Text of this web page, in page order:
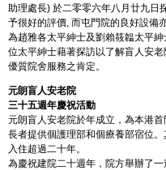
助理處長) 於二零零六年八月廿九日
予很好的評價, 而屯門院的良好設備
為趙雅各太平紳士及劉賴筱韞太平
位太平紳士藉著探訪以了解盲人安
優質院舍服務之肯定。
元朗盲人安老院
三十五週年慶祝活動
元朗盲人安老院於年成立，為本港
長者提供個護理部和個療養部宿位
入住超過二十年。
為慶祝建院二十週年，院方舉辦了